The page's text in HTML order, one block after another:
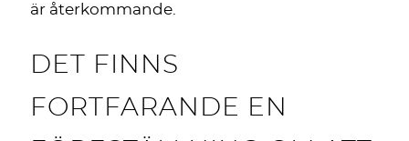
är återkommande.
DET FINNS
FORTFARANDE EN